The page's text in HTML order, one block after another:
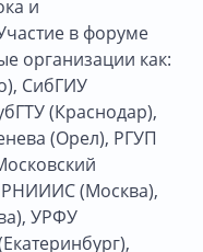
и
в форуме
организации как:
СибГИУ
(Краснодар),
(Орел), РГУП
РНИИИС (Москва),
УРФУ